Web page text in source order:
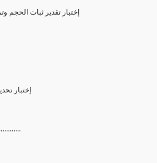
(41) إختبار تقدير ثبات
(43) إختبار